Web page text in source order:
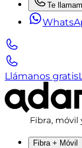
Te
Llámanos gratis
Fibra + Móvil